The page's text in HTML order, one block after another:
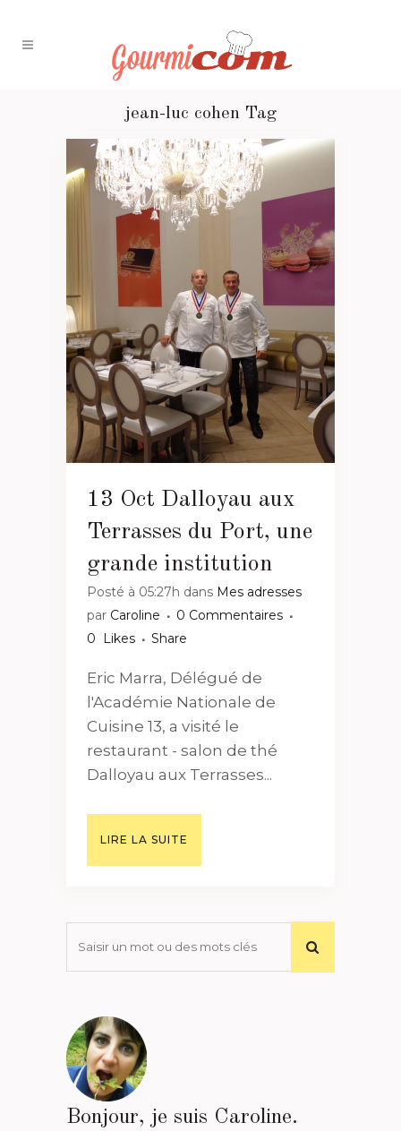
jean-luc cohen Tag
13 Oct Dalloyau aux
Terrasses du Port, une
grande institution
Posté à 05:27h dans Mes adresses
par Caroline
0 Commentaires
0
Likes Share
Eric Marra, Délégué de
l'Académie Nationale de
Cuisine 13, a visité le
restaurant - salon de thé
Dalloyau aux Terrasses...
LIRE LA SUITE
Bonjour, je suis Caroline.